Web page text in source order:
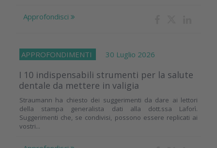
Approfondisci
APPROFONDIMENTI 30 Luglio 2026
I 10 indispensabili strumenti per la salute
dentale da mettere in valigia
Straumann ha chiesto dei suggerimenti da dare ai lettori
della stampa generalista dati alla dott.ssa Laforì.
Suggerimenti che, se condivisi, possono essere replicati ai
vostri...